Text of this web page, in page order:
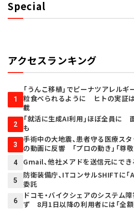
Special
アクセスランキング
1
「うんこ移植」でピーナツアレルギ
粒食べられるように ヒトの実
載
2
「就活に生成AI利用」ほぼ全員に
も
3
手術中の大地震、患者守る医療ス
の動画に反響 「プロの動き」「尊敬
4 Gmail、他社メアドを送信元にで
5
防衛装備庁、ITコンサルSHIFTに「
委託
6
ドコモ・バイクシェアのシステム
ず 8月1日以降の利用者には「全額